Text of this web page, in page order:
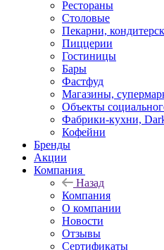
Рестораны
Столовые
Пекарни,
Пиццерии
Гостиницы
Бары
Фастфуд
Магазины,
Объекты
Фабрики-кухни,
Кофейни
Бренды
Акции
Компания
Назад
Компания
О компании
Новости
Отзывы
Сертификаты